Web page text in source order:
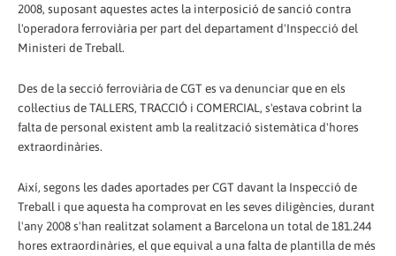
2008, suposant aquestes actes la interposició de sanció contra
l'operadora ferroviària per part del departament d'Inspecció del
Ministeri de Treball.
Des de la secció ferroviària de CGT es va denunciar que en els
col·lectius de TALLERS, TRACCIÓ i COMERCIAL, s'estava cobrint la
falta de personal existent amb la realització sistemàtica d'hores
extraordinàries.
Així, segons les dades aportades per CGT davant la Inspecció de
Treball i que aquesta ha comprovat en les seves diligències, durant
l'any 2008 s'han realitzat solament a Barcelona un total de 181.244
hores extraordinàries, el que equival a una falta de plantilla de més